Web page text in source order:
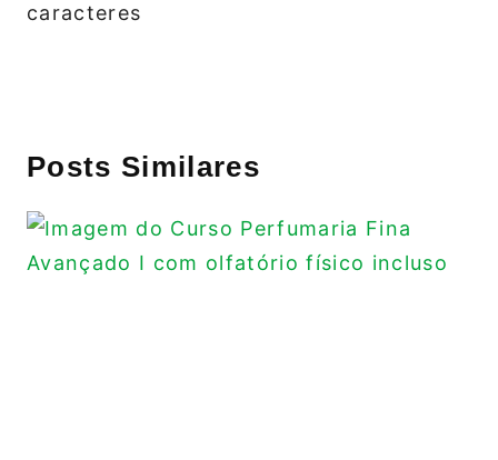
caracteres
Posts Similares